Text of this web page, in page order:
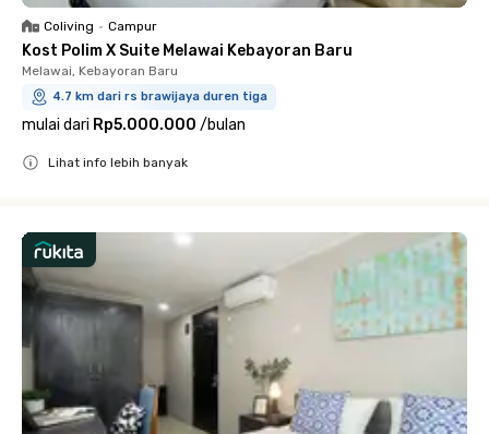
Coliving • Campur
Kost Polim X Suite Melawai Kebayoran Baru
Melawai, Kebayoran Baru
4.7 km dari rs brawijaya duren tiga
mulai dari Rp5.000.000 /bulan
Lihat info lebih banyak